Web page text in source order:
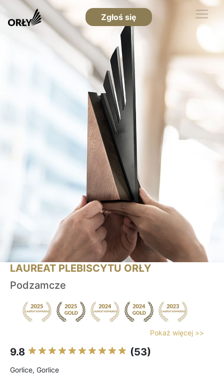
Zgłoś się
LAUREAT PLEBISCYTU ORŁY
Podzamcze
Pokaż więcej >>
9.8 (53)
Gorlice, Gorlice